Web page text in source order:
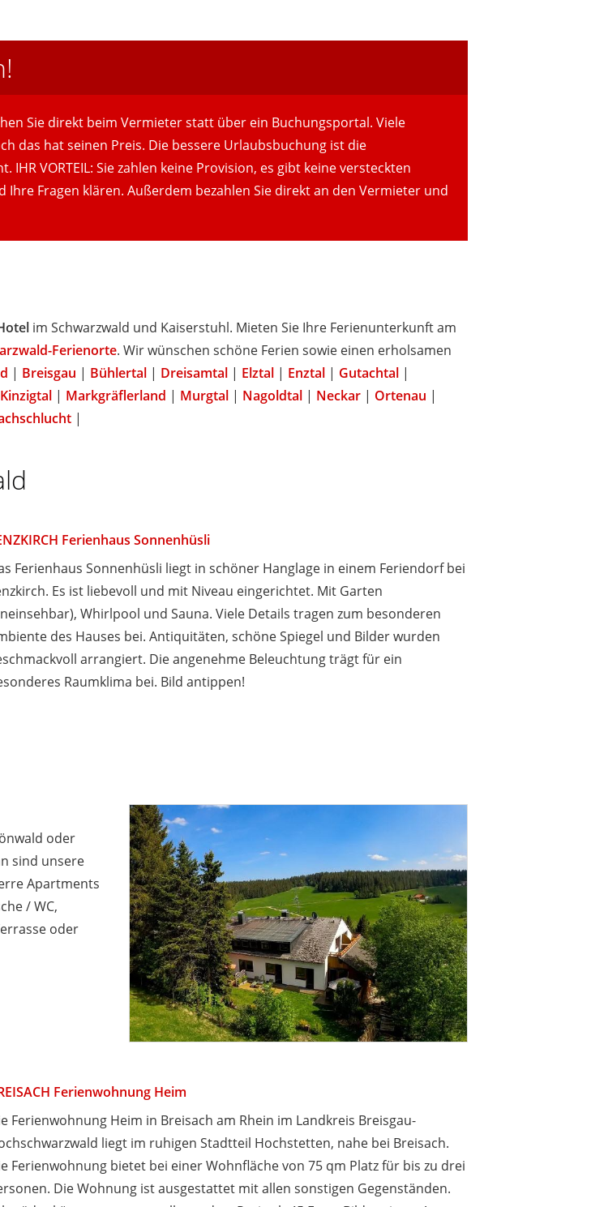
Sie direkt beim Vermieter statt über ein Buchungsportal. Viele
das hat seinen Preis. Die bessere Urlaubsbuchung ist die
VORTEIL: Sie zahlen keine Provision, es gibt keine versteckten
Fragen klären. Außerdem bezahlen Sie direkt an den Vermieter und
im Schwarzwald und Kaiserstuhl. Mieten Sie Ihre Ferienunterkunft am
Ferienorte. Wir wünschen schöne Ferien sowie einen erholsamen
| Breisgau | Bühlertal | Dreisamtal | Elztal | Enztal | Gutachtal |
Kinzigtal | Markgräflerland | Murgtal | Nagoldtal | Neckar | Ortenau |
|
Ferienhaus Sonnenhüsli
Ferienhaus Sonnenhüsli liegt in schöner Hanglage in einem Feriendorf bei
Es ist liebevoll und mit Niveau eingerichtet. Mit Garten
Whirlpool und Sauna. Viele Details tragen zum besonderen
des Hauses bei. Antiquitäten, schöne Spiegel und Bilder wurden
arrangiert. Die angenehme Beleuchtung trägt für ein
Raumklima bei. Bild antippen!
oder
sind unsere
Apartments
/ WC,
oder
Ferienwohnung Heim
Ferienwohnung Heim in Breisach am Rhein im Landkreis Breisgau-
liegt im ruhigen Stadtteil Hochstetten, nahe bei Breisach.
Ferienwohnung bietet bei einer Wohnfläche von 75 qm Platz für bis zu drei
Die Wohnung ist ausgestattet mit allen sonstigen Gegenständen.